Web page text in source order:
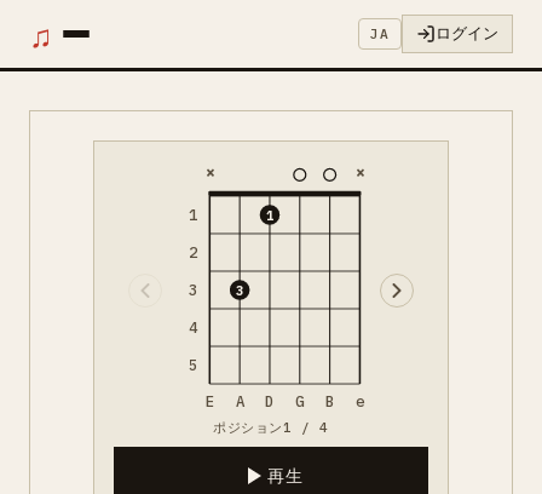
♫ JA ログイン
1
2
3
4
5
× ×
3
1
E A D G B e
ポジション1 / 4
再生